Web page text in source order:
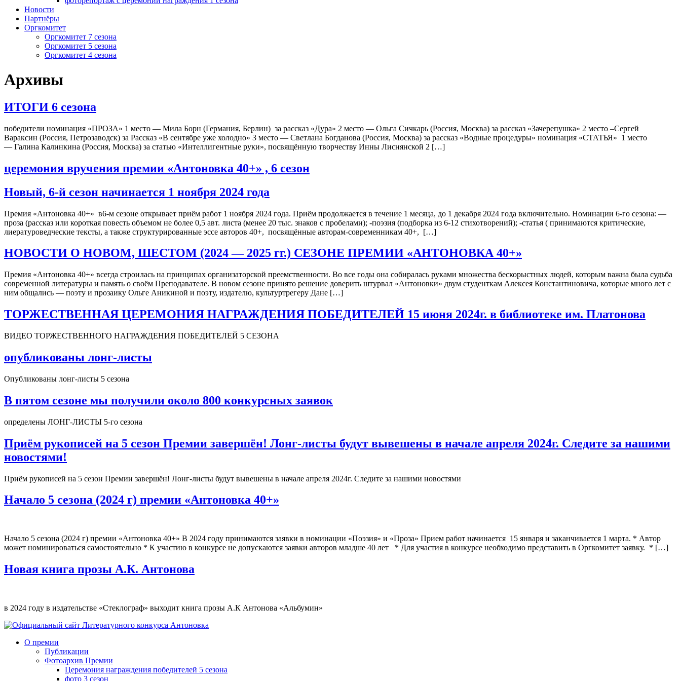
Новости
Партнёры
Оргкомитет
Оргкомитет 7 сезона
Оргкомитет 5 сезона
Оргкомитет 4 сезона
Архивы
ИТОГИ 6 сезона
победители номинация «ПРОЗА» 1 место — Мила Борн (Германия, Берлин) за рассказ «Дура» 2 место — Ольга Сичкарь (Россия, Москва) за рассказ «Зачерепушка» 2 место –Сергей
Вараксин (Россия, Петрозаводск) за Рассказ «В сентябре уже холодно» 3 место — Светлана Богданова (Россия, Москва) за рассказ «Водные процедуры» номинация «СТАТЬЯ» 1 место
— Галина Калинкина (Россия, Москва) за статью «Интеллигентные руки», посвящённую творчеству Инны Лиснянской 2 […]
церемония вручения премии «Антоновка 40+» , 6 сезон
Новый, 6-й сезон начинается 1 ноября 2024 года
Премия «Антоновка 40+» в6-м сезоне открывает приём работ 1 ноября 2024 года. Приём продолжается в течение 1 месяца, до 1 декабря 2024 года включительно. Номинации 6-го сезона: —
проза (рассказ или короткая повесть объемом не более 0,5 авт. листа (менее 20 тыс. знаков с пробелами); -поэзия (подборка из 6-12 стихотворений); -статья ( принимаются критические,
лиературоведческие тексты, а также структурированные эссе авторов 40+, посвящённые авторам-современникам 40+, […]
НОВОСТИ О НОВОМ, ШЕСТОМ (2024 — 2025 гг.) СЕЗОНЕ ПРЕМИИ «АНТОНОВКА 40+»
Премия «Антоновка 40+» всегда строилась на принципах организаторской преемственности. Во все годы она собиралась руками множества бескорыстных людей, которым важна была судьба
современной литературы и память о своём Преподавателе. В новом сезоне принято решение доверить штурвал «Антоновки» двум студенткам Алексея Константиновича, которые много лет с
ним общались — поэту и прозаику Ольге Аникиной и поэту, издателю, культуртрегеру Дане […]
ТОРЖЕСТВЕННАЯ ЦЕРЕМОНИЯ НАГРАЖДЕНИЯ ПОБЕДИТЕЛЕЙ 15 июня 2024г. в библиотеке им. Платонова
ВИДЕО ТОРЖЕСТВЕННОГО НАГРАЖДЕНИЯ ПОБЕДИТЕЛЕЙ 5 СЕЗОНА
опубликованы лонг-листы
Опубликованы лонг-листы 5 сезона
В пятом сезоне мы получили около 800 конкурсных заявок
определены ЛОНГ-ЛИСТЫ 5-го сезона
Приём рукописей на 5 сезон Премии завершён! Лонг-листы будут вывешены в начале апреля 2024г. Следите за нашими
новостями!
Приём рукописей на 5 сезон Премии завершён! Лонг-листы будут вывешены в начале апреля 2024г. Следите за нашими новостями
Начало 5 сезона (2024 г) премии «Антоновка 40+»
Начало 5 сезона (2024 г) премии «Антоновка 40+» В 2024 году принимаются заявки в номинации «Поэзия» и «Проза» Прием работ начинается 15 января и заканчивается 1 марта. * Автор
может номинироваться самостоятельно * К участию в конкурсе не допускаются заявки авторов младше 40 лет * Для участия в конкурсе необходимо представить в Оргкомитет заявку. * […]
Новая книга прозы А.К. Антонова
в 2024 году в издательстве «Стеклограф» выходит книга прозы А.К Антонова «Альбумин»
О премии
Публикации
Фотоархив Премии
Церемония награждения победителей 5 сезона
фото 3 сезон